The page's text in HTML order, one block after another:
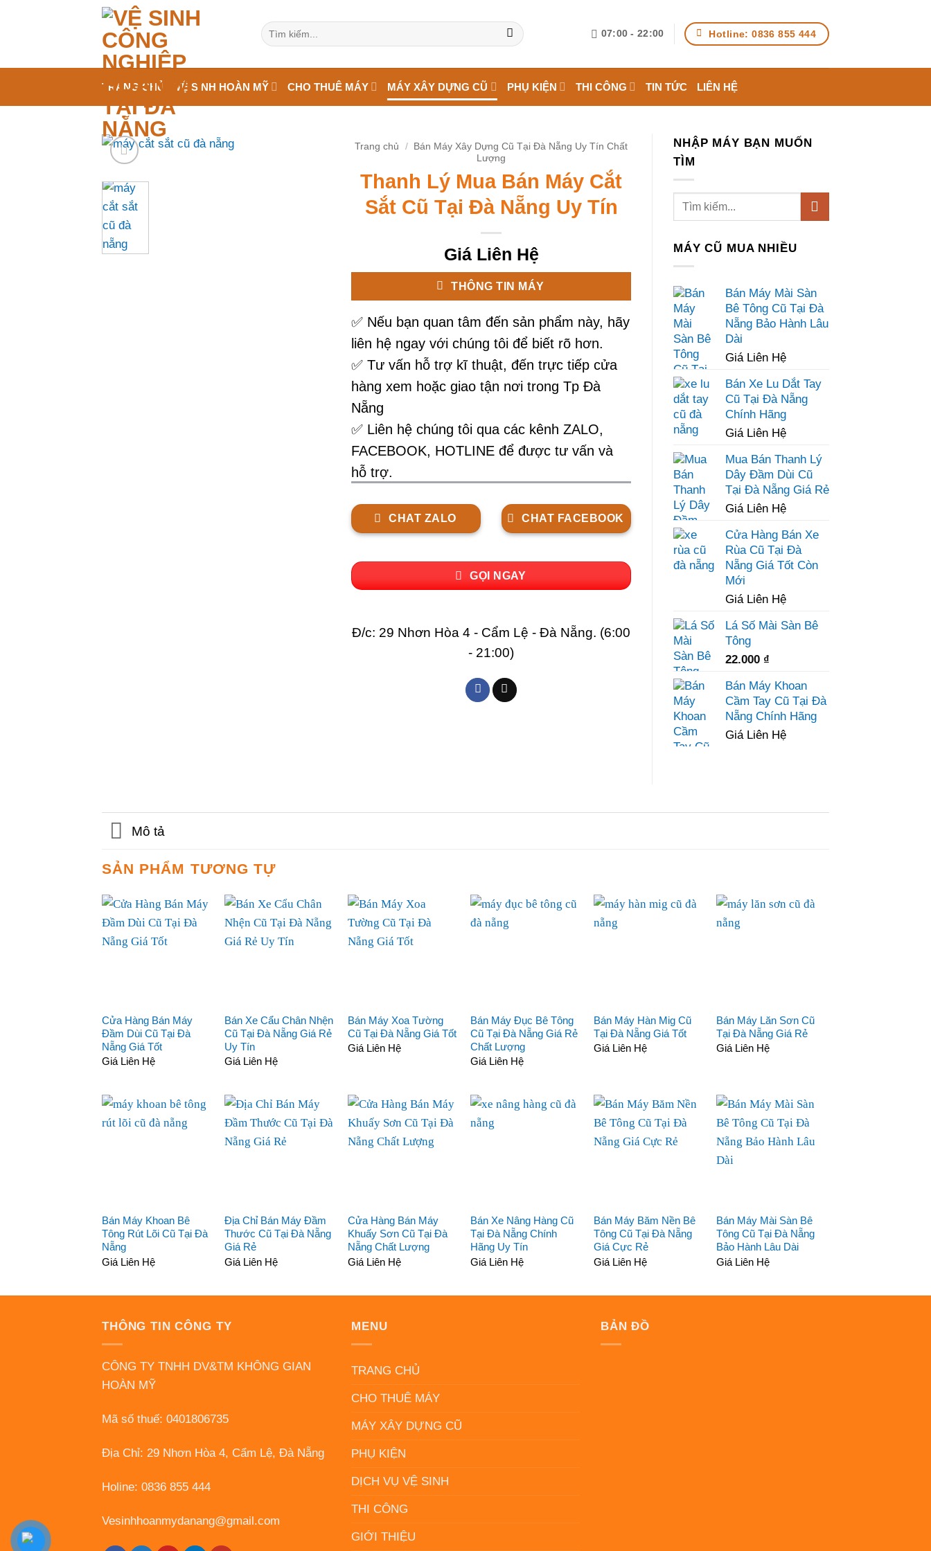
dung
Tìm
kiếm:
07:00 - 22:00 Hotline: 0836 855 444
TRANG CHỦ VỆ SINH HOÀN MỸ CHO THUÊ MÁY MÁY XÂY DỰNG CŨ PHỤ KIỆN THI CÔNG TIN TỨC LIÊN HỆ
Trang chủ / Bán Máy Xây Dựng Cũ Tại Đà Nẵng Uy Tín Chất
Lượng
Thanh Lý Mua Bán Máy Cắt
Sắt Cũ Tại Đà Nẵng Uy Tín
Giá Liên Hệ
THÔNG TIN MÁY
✅ Nếu bạn quan tâm đến sản phẩm này, hãy
liên hệ ngay với chúng tôi để biết rõ hơn.
✅ Tư vấn hỗ trợ kĩ thuật, đến trực tiếp cửa
hàng xem hoặc giao tận nơi trong Tp Đà
Nẵng
✅ Liên hệ chúng tôi qua các kênh ZALO,
FACEBOOK, HOTLINE để được tư vấn và
hỗ trợ.
CHAT ZALO CHAT FACEBOOK
GỌI NGAY
Đ/c: 29 Nhơn Hòa 4 - Cẩm Lệ - Đà Nẵng. (6:00
- 21:00)
NHẬP MÁY BẠN MUỐN
TÌM
MÁY CŨ MUA NHIỀU
Bán Máy Mài Sàn
Bê Tông Cũ Tại Đà
Nẵng Bảo Hành Lâu
Dài
Giá Liên Hệ
Bán Xe Lu Dắt Tay
Cũ Tại Đà Nẵng
Chính Hãng
Giá Liên Hệ
Mua Bán Thanh Lý
Dây Đầm Dùi Cũ
Tại Đà Nẵng Giá Rẻ
Giá Liên Hệ
Cửa Hàng Bán Xe
Rùa Cũ Tại Đà
Nẵng Giá Tốt Còn
Mới
Giá Liên Hệ
Lá Số Mài Sàn Bê
Tông
22.000 ₫
Bán Máy Khoan
Cầm Tay Cũ Tại Đà
Nẵng Chính Hãng
Giá Liên Hệ
Mô tả
SẢN PHẨM TƯƠNG TỰ
Cửa Hàng Bán Máy
Đầm Dùi Cũ Tại Đà
Nẵng Giá Tốt
Giá Liên Hệ
Bán Xe Cẩu Chân Nhện
Cũ Tại Đà Nẵng Giá Rẻ
Uy Tín
Giá Liên Hệ
Bán Máy Xoa Tường
Cũ Tại Đà Nẵng Giá Tốt
Giá Liên Hệ
Bán Máy Đục Bê Tông
Cũ Tại Đà Nẵng Giá Rẻ
Chất Lượng
Giá Liên Hệ
Bán Máy Hàn Mig Cũ
Tại Đà Nẵng Giá Tốt
Giá Liên Hệ
Bán Máy Lăn Sơn Cũ
Tại Đà Nẵng Giá Rẻ
Giá Liên Hệ
Bán Máy Khoan Bê
Tông Rút Lõi Cũ Tại Đà
Nẵng
Giá Liên Hệ
Địa Chỉ Bán Máy Đầm
Thước Cũ Tại Đà Nẵng
Giá Rẻ
Giá Liên Hệ
Cửa Hàng Bán Máy
Khuấy Sơn Cũ Tại Đà
Nẵng Chất Lượng
Giá Liên Hệ
Bán Xe Nâng Hàng Cũ
Tại Đà Nẵng Chính
Hãng Uy Tín
Giá Liên Hệ
Bán Máy Băm Nền Bê
Tông Cũ Tại Đà Nẵng
Giá Cực Rẻ
Giá Liên Hệ
Bán Máy Mài Sàn Bê
Tông Cũ Tại Đà Nẵng
Bảo Hành Lâu Dài
Giá Liên Hệ
THÔNG TIN CÔNG TY
CÔNG TY TNHH DV&TM KHÔNG GIAN
HOÀN MỸ
Mã số thuế: 0401806735
Địa Chỉ: 29 Nhơn Hòa 4, Cẩm Lệ, Đà Nẵng
Holine: 0836 855 444
Vesinhhoanmydanang@gmail.com
MENU
TRANG CHỦ
CHO THUÊ MÁY
MÁY XÂY DỰNG CŨ
PHỤ KIỆN
DỊCH VỤ VỆ SINH
THI CÔNG
GIỚI THIỆU
BẢN ĐỒ